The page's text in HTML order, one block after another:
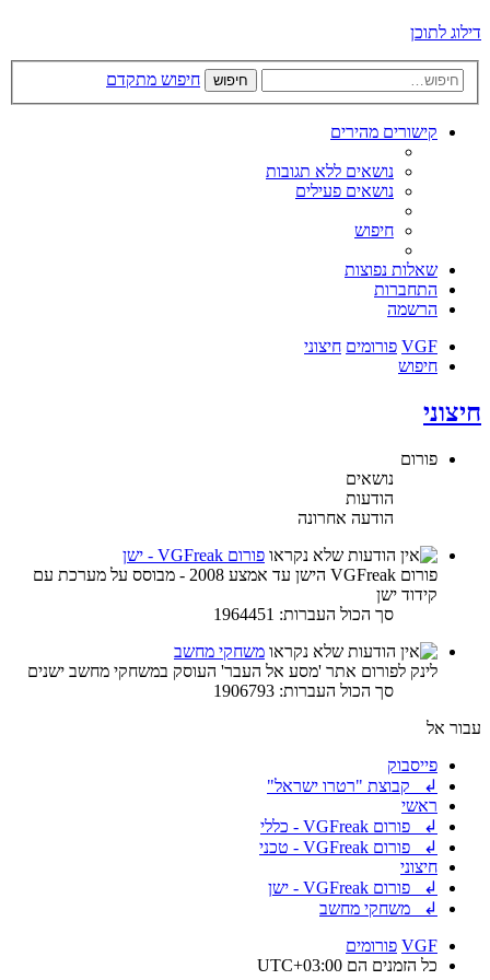
דילוג לתוכן
חיפוש חיפוש מתקדם
קישורים מהירים
נושאים ללא תגובות
נושאים פעילים
חיפוש
שאלות נפוצות
התחברות
הרשמה
VGF פורומים חיצוני
חיפוש
חיצוני
פורום
נושאים
הודעות
הודעה אחרונה
פורום VGFreak - ישן
פורום VGFreak הישן עד אמצע 2008 - מבוסס על מערכת עם
קידוד ישן
סך הכול העברות: 1964451
משחקי מחשב
לינק לפורום אתר 'מסע אל העבר' העוסק במשחקי מחשב ישנים
סך הכול העברות: 1906793
עבור אל
פייסבוק
↲ קבוצת "רטרו ישראל"
ראשי
↲ פורום VGFreak - כללי
↲ פורום VGFreak - טכני
חיצוני
↲ פורום VGFreak - ישן
↲ משחקי מחשב
VGF פורומים
כל הזמנים הם UTC+03:00